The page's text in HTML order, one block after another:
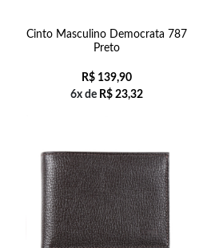
Cinto Masculino Democrata 787
Preto
R$139,90
6x de R$23,32